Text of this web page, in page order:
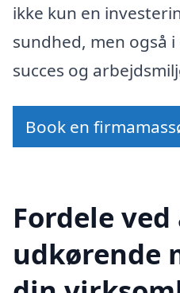
ikke kun en
sundhed, men også
succes og
Book en
Fordele
udkørende